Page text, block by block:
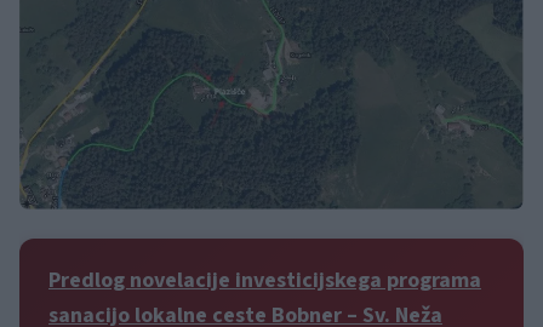
Predlog novelacije investicijskega programa
sanacijo lokalne ceste Bobner – Sv. Neža